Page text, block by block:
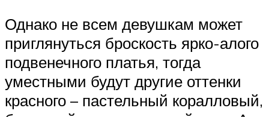
Однако не всем девушкам может
приглянуться броскость ярко-алого
подвенечного платья, тогда
уместными будут другие оттенки
красного – пастельный коралловый,